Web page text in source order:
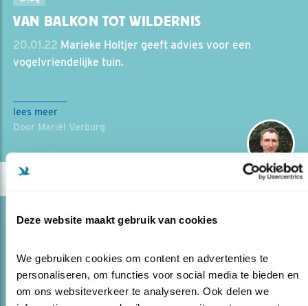
Deze website maakt gebruik van cookies
We gebruiken cookies om content en advertenties te
personaliseren, om functies voor social media te bieden en
om ons websiteverkeer te analyseren. Ook delen we
VAN BALKON TOT WILDERNIS
20.01.22 Marieke Holtjer geeft advies voor een
vogelvriendelijke tuin.
lees meer
Door Mariël Verburg
Blog
GEMEENTE..
15.01.22Ervaringsdeskundige Sander Elzerman deelt
zijn tips en valkuilen. 'Voor een leuke actie moet je bij